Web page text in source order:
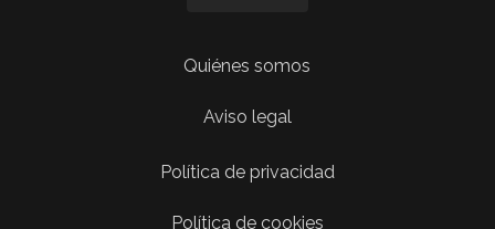
Quiénes somos
Aviso legal
Política de privacidad
Política de cookies